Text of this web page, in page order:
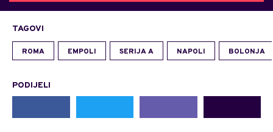
TAGOVI
ROMA EMPOLI SERIJA A NAPOLI BOLONJA
PODIJELI